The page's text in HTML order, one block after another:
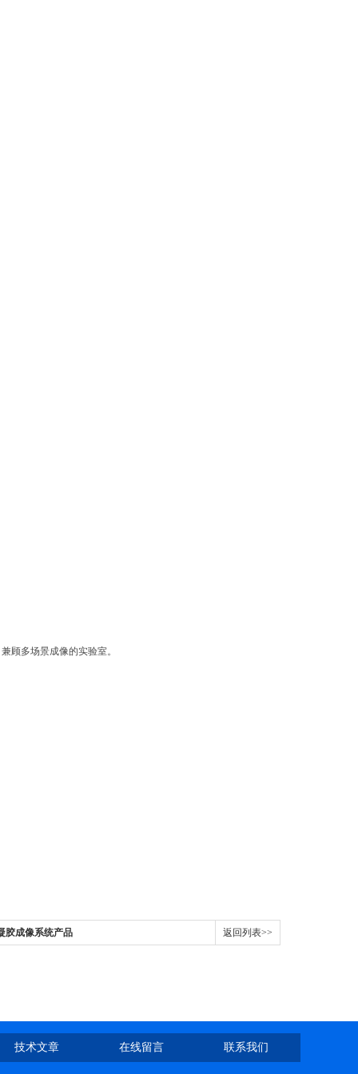
顾多场景成像的实验室。
胶成像系统产品 返回列表>>
技术文章 在线留言 联系我们